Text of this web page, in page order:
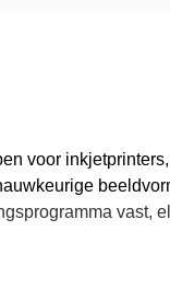
voor
vast,